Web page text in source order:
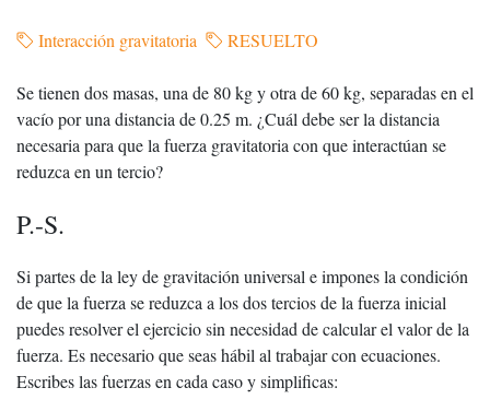
Interacción gravitatoria RESUELTO
Se tienen dos masas, una de 80 kg y otra de 60 kg, separadas en el
vacío por una distancia de 0.25 m. ¿Cuál debe ser la distancia
necesaria para que la fuerza gravitatoria con que interactúan se
reduzca en un tercio?
P.-S.
Si partes de la ley de gravitación universal e impones la condición
de que la fuerza se reduzca a los dos tercios de la fuerza inicial
puedes resolver el ejercicio sin necesidad de calcular el valor de la
fuerza. Es necesario que seas hábil al trabajar con ecuaciones.
Escribes las fuerzas en cada caso y simplificas: